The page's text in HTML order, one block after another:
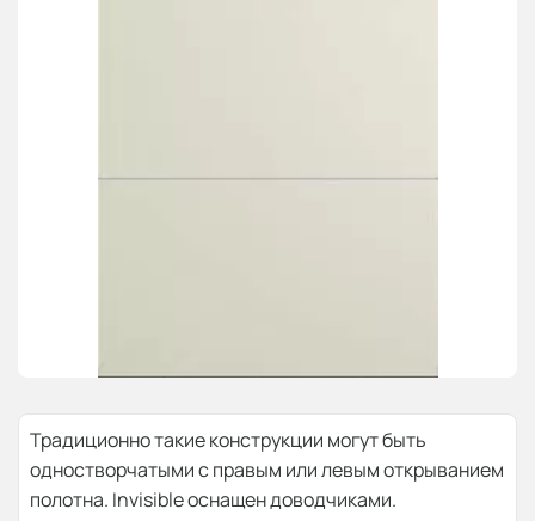
Традиционно такие конструкции могут быть
одностворчатыми с правым или левым открыванием
полотна. Invisible оснащен доводчиками.